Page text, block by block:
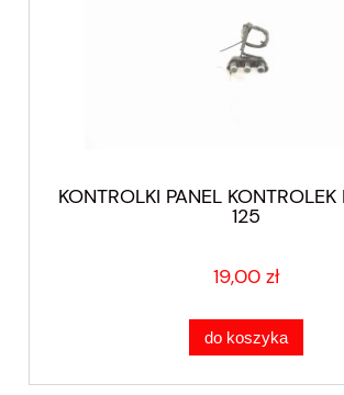
KONTROLKI PANEL
125
19,00 zł
do koszyka